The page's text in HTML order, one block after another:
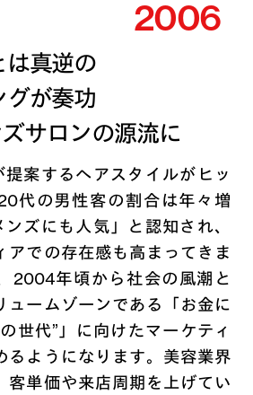
2006
真逆の
が奏功
サロンの源流に
提案するヘアスタイルがヒッ
代の男性客の割合は年々増
ズにも人気」と認知され、
アでの存在感も高まってきま
2004年頃から社会の風潮と
ュームゾーンである「お金に
世代”」に向けたマーケティ
るようになります。美容業界
客単価や来店周期を上げてい